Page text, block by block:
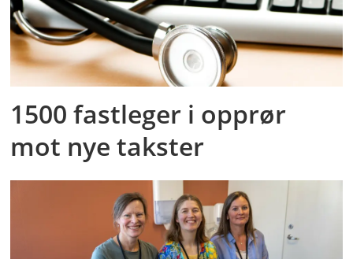
1500 fastleger i opprør
mot nye takster